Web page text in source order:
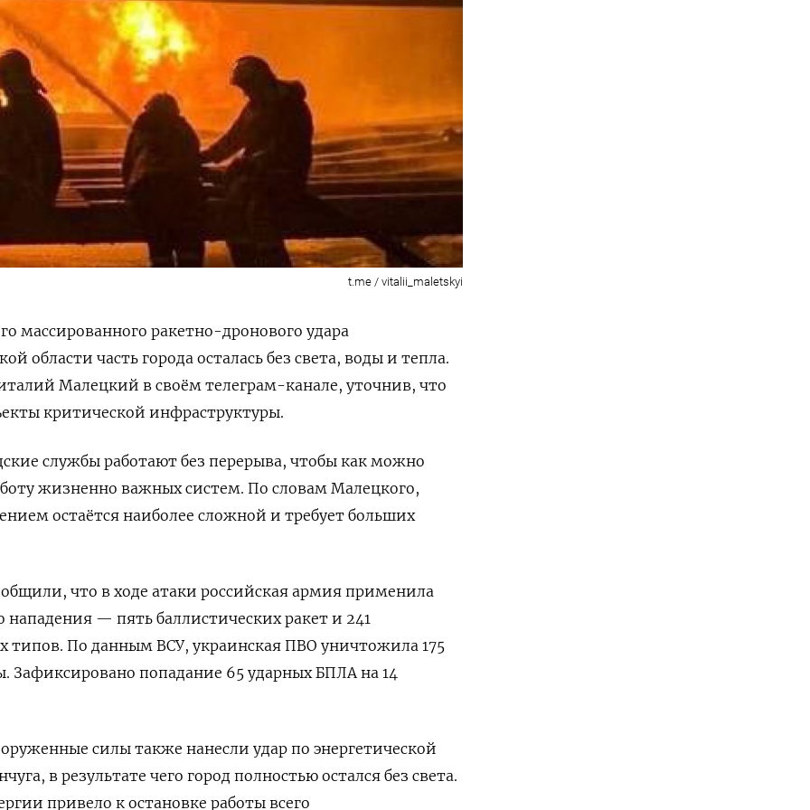
t.me / vitalii_maletskyi
массированного ракетно-дронового удара
области часть города осталась без света, воды и тепла.
Малецкий в своём телеграм-канале, уточнив, что
критической инфраструктуры.
службы работают без перерыва, чтобы как можно
жизненно важных систем. По словам Малецкого,
остаётся наиболее сложной и требует больших
что в ходе атаки российская армия применила
нападения — пять баллистических ракет и 241
типов. По данным ВСУ, украинская ПВО уничтожила 175
Зафиксировано попадание 65 ударных БПЛА на 14
силы также нанесли удар по энергетической
в результате чего город полностью остался без света.
привело к остановке работы всего